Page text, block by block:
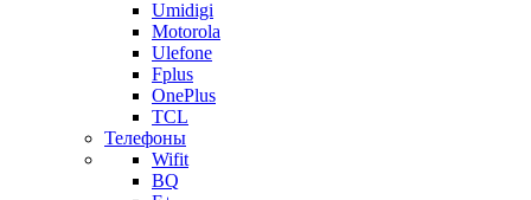
Umidigi
Motorola
Ulefone
Fplus
OnePlus
TCL
Телефоны
Wifit
BQ